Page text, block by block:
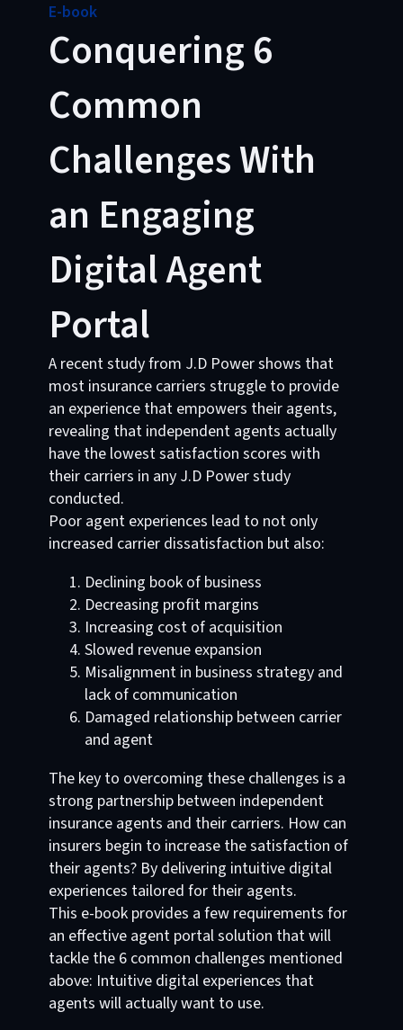
E-book
Conquering 6
Common
Challenges With
an Engaging
Digital Agent
Portal
A recent study from J.D Power shows that
most insurance carriers struggle to provide
an experience that empowers their agents,
revealing that independent agents actually
have the lowest satisfaction scores with
their carriers in any J.D Power study
conducted.
Poor agent experiences lead to not only
increased carrier dissatisfaction but also:
Declining book of business
Decreasing profit margins
Increasing cost of acquisition
Slowed revenue expansion
Misalignment in business strategy and
lack of communication
Damaged relationship between carrier
and agent
The key to overcoming these challenges is a
strong partnership between independent
insurance agents and their carriers. How can
insurers begin to increase the satisfaction of
their agents? By delivering intuitive digital
experiences tailored for their agents.
This e-book provides a few requirements for
an effective agent portal solution that will
tackle the 6 common challenges mentioned
above: Intuitive digital experiences that
agents will actually want to use.